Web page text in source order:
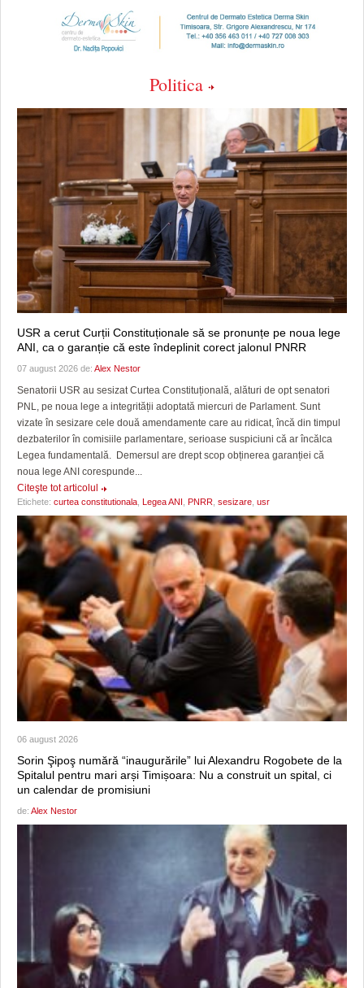
Politica
USR a cerut Curții Constituționale să se pronunțe pe noua lege
ANI, ca o garanție că este îndeplinit corect jalonul PNRR
07 august 2026 de: Alex Nestor
Senatorii USR au sesizat Curtea Constituțională, alături de opt senatori
PNL, pe noua lege a integrității adoptată miercuri de Parlament. Sunt
vizate în sesizare cele două amendamente care au ridicat, încă din timpul
dezbaterilor în comisiile parlamentare, serioase suspiciuni că ar încălca
Legea fundamentală. Demersul are drept scop obținerea garanției că
noua lege ANI corespunde...
Citeşte tot articolul
Etichete: curtea constitutionala Legea ANI PNRR sesizare usr
06 august 2026
Sorin Şipoş numără “inaugurările” lui Alexandru Rogobete de la
Spitalul pentru mari arși Timișoara: Nu a construit un spital, ci
un calendar de promisiuni
de: Alex Nestor